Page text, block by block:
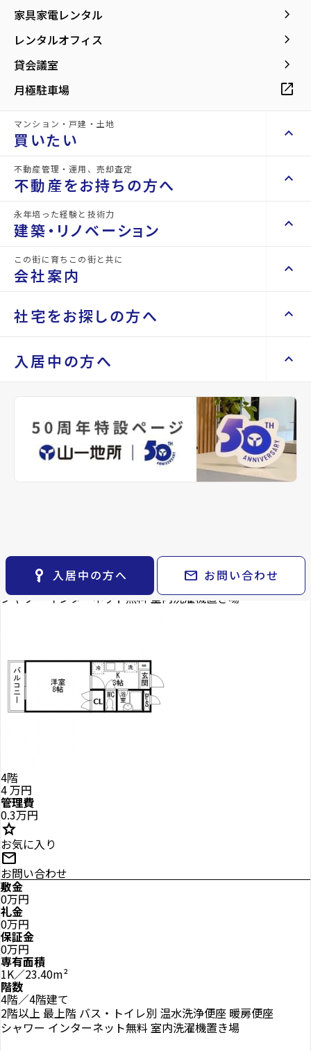
家具家電レンタル keyboard_arrow_right
レンタルオフィス keyboard_arrow_right
貸会議室 keyboard_arrow_right
月極駐車場 open_in_new
マンション・戸建・土地
買いたい keyboard_arrow_up
不動産を買いたい方へ keyboard_arrow_right
space_dashboard
エリアから探す
space_dashboard
土地を探す
エリアから探す
train
路線から探す
事業用・投資用を探す keyboard_arrow_right
検索条件
閲覧履歴 keyboard_arrow_right
不動産管理・運用、売却査定
不動産をお持ちの方へ keyboard_arrow_up
不動産をお持ちの方へ keyboard_arrow_right
山一地所の賃貸管理
不動産を貸すまでの流れ
空き家サポートサービス
不動産を売却したい keyboard_arrow_right
相続相談をしたい keyboard_arrow_right
不動産に投資したい keyboard_arrow_right
永年培った経験と技術力
建築・リノベーション keyboard_arrow_up
建築・リノベーション keyboard_arrow_right
Renotta（リノッタ） keyboard_arrow_right
この街に育ちこの街と共に
会社案内 keyboard_arrow_up
会社案内 keyboard_arrow_right
会社概要・沿革 keyboard_arrow_right
keyboard_arrow_right
パーパス keyboard_arrow_right
CM紹介
社宅をお探しの方へ keyboard_arrow_up
社宅をお探しの方へ keyboard_arrow_right
keyboard_arrow_right
レンタルオフィス keyboard_arrow_right
貸会議室 keyboard_arrow_right
open_in_new
入居中の方へ keyboard_arrow_up
keyboard_arrow_right
退去される方へ keyboard_arrow_right
※準備中 住まいのしおり（PDF）
key_vertical 入居中の方へ mail お問い合わせ
お問い合わせ
0万円
0万円
保証金
0万円
専有面積
階数
1階／4階建て
シャワーインターネット無料
万円
管理費
お問い合わせ
階数
2階／4階建て
2階以上
ガスコンロ付 バス・トイレ別温水洗浄便座 暖房便座
シャワーインターネット無料室内洗濯機置き場
4階
4万円
管理費
0.3万円
star
お気に入り
mail
お問い合わせ
敷金
0万円
礼金
0万円
保証金
0万円
専有面積
1K／23.40m²
階数
4階／4階建て
2階以上 最上階 バス・トイレ別 温水洗浄便座 暖房便座
シャワー インターネット無料 室内洗濯機置き場